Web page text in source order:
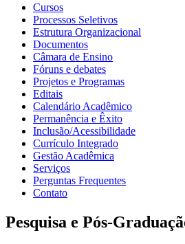
Cursos
Processos Seletivos
Estrutura Organizacional
Documentos
Câmara de Ensino
Fóruns e debates
Projetos e Programas
Editais
Calendário Acadêmico
Permanência e Êxito
Inclusão/Acessibilidade
Currículo Integrado
Gestão Acadêmica
Serviços
Perguntas Frequentes
Contato
Pesquisa e Pós-